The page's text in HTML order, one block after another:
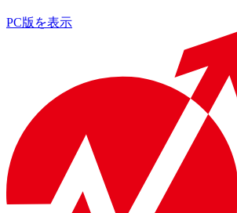
PC版を表示